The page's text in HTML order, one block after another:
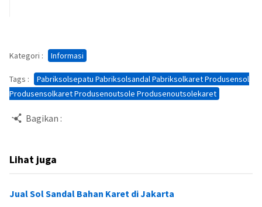
Kategori : Informasi
Tags :
Pabriksolsepatu Pabriksolsandal Pabriksolkaret Produsensol
Produsensolkaret Produsenoutsole Produsenoutsolekaret
Bagikan :
Lihat juga
Jual Sol Sandal Bahan Karet di Jakarta